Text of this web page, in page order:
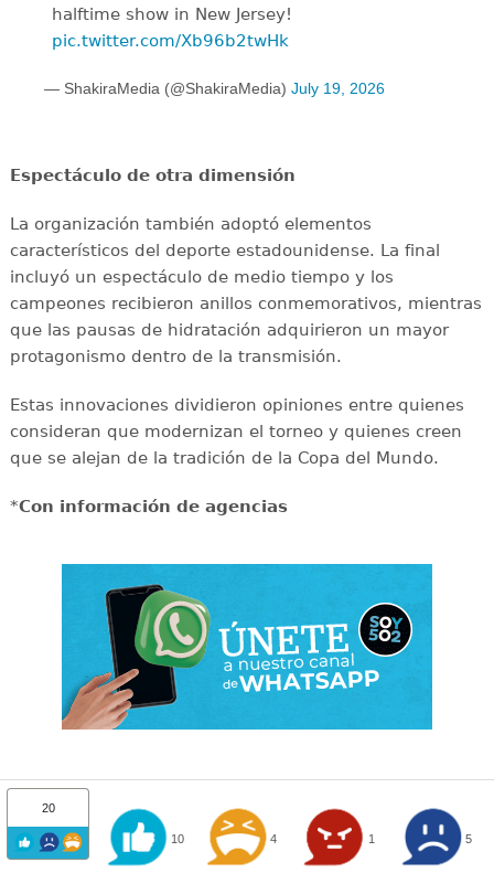
halftime show in New Jersey!
pic.twitter.com/Xb96b2twHk
— ShakiraMedia (@ShakiraMedia) July 19, 2026
Espectáculo de otra dimensión
La organización también adoptó elementos
característicos del deporte estadounidense. La final
incluyó un espectáculo de medio tiempo y los
campeones recibieron anillos conmemorativos, mientras
que las pausas de hidratación adquirieron un mayor
protagonismo dentro de la transmisión.
Estas innovaciones dividieron opiniones entre quienes
consideran que modernizan el torneo y quienes creen
que se alejan de la tradición de la Copa del Mundo.
*Con información de agencias
20
10 4 1 5